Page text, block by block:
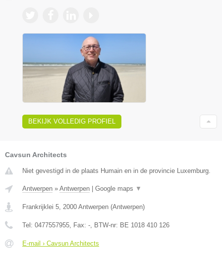
BEKIJK VOLLEDIG PROFIEL
Cavsun Architects
Niet gevestigd in de plaats Humain en in de provincie Luxemburg.
Antwerpen » Antwerpen Google maps ▼
Frankrijklei 5, 2000 Antwerpen (Antwerpen)
Tel: 0477557955, Fax: -, BTW-nr: BE 1018 410 126
E-mail › Cavsun Architects